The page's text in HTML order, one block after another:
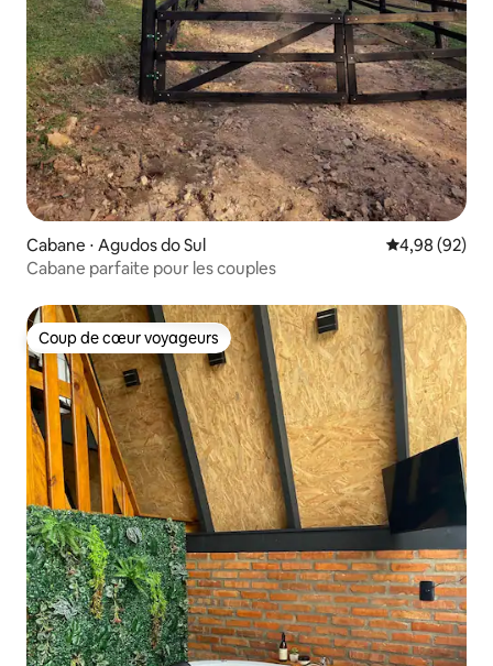
Cabane ⋅ Agudos do Sul Évaluation
4,98 (92)
Cabane parfaite pour les couples
Coup de cœur voyageurs
Coup de cœur voyageurs